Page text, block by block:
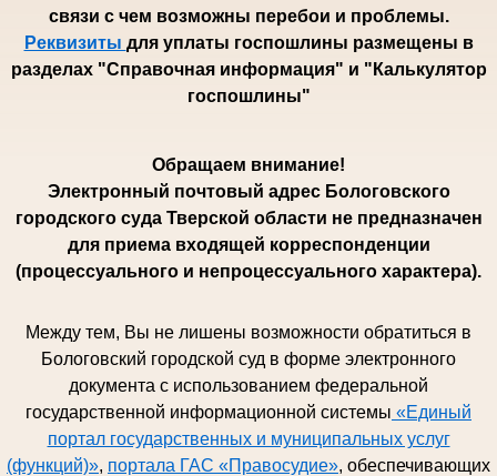
связи с чем возможны перебои и проблемы.
Реквизиты для уплаты госпошлины размещены в
разделах "Справочная информация" и "Калькулятор
госпошлины"
Обращаем внимание!
Электронный почтовый адрес Бологовского
городского суда Тверской области не предназначен
для приема входящей корреспонденции
(процессуального и непроцессуального характера).
Между тем, Вы не лишены возможности обратиться в
Бологовский городской суд в форме электронного
документа с использованием федеральной
государственной информационной системы «Единый
портал государственных и муниципальных услуг
(функций)», портала ГАС «Правосудие», обеспечивающих